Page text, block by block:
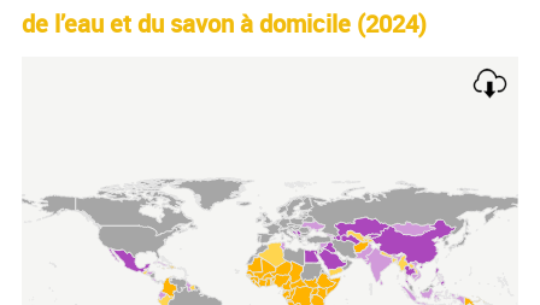
de l’eau et du savon à domicile (2024)